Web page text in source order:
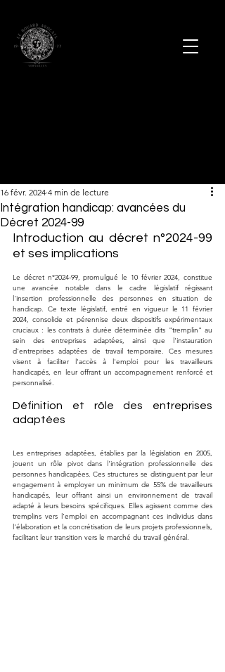
Intégration handicap: avancées du
Décret 2024-99
16 févr. 2024 4 min de lecture
Introduction au décret n°2024-99
et ses implications
Le décret n°2024-99, promulgué le 10 février 2024, constitue
une avancée notable dans le cadre législatif régissant
l'insertion professionnelle des personnes en situation de
handicap. Ce texte législatif, entré en vigueur le 11 février
2024, consolide et pérennise deux dispositifs expérimentaux
cruciaux : les contrats à durée déterminée dits "tremplin" au
sein des entreprises adaptées, ainsi que l'instauration
d'entreprises adaptées de travail temporaire. Ces mesures
visent à faciliter l'accès à l'emploi pour les travailleurs
handicapés, en leur offrant un accompagnement renforcé et
personnalisé.
Définition et rôle des entreprises
adaptées
Les entreprises adaptées, établies par la législation en 2005,
jouent un rôle pivot dans l'intégration professionnelle des
personnes handicapées. Ces structures se distinguent par leur
engagement à employer un minimum de 55% de travailleurs
handicapés, leur offrant ainsi un environnement de travail
adapté à leurs besoins spécifiques. Elles agissent comme des
tremplins vers l'emploi en accompagnant ces individus dans
l'élaboration et la concrétisation de leurs projets professionnels,
facilitant leur transition vers le marché du travail général.